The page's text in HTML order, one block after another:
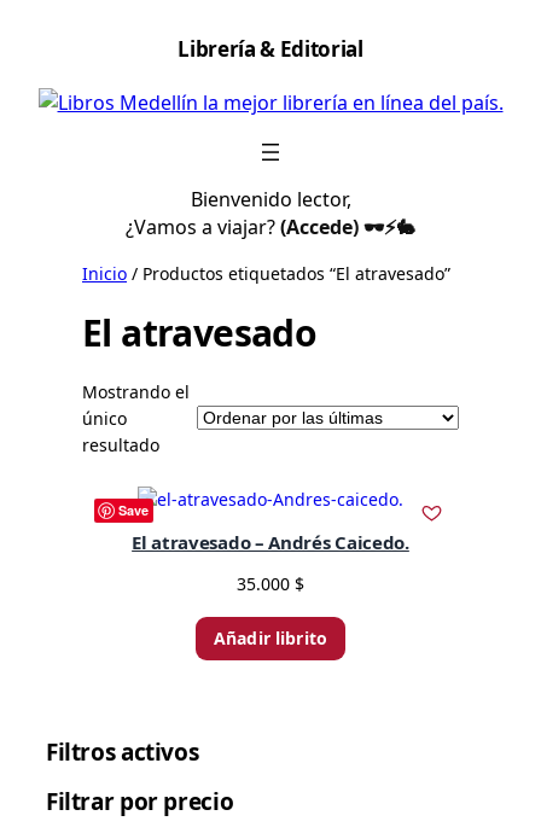
contenido
Librería & Editorial
Bienvenido lector,
¿Vamos a viajar?(Accede) 🕶️⚡🐇
Inicio / Productos etiquetados “El atravesado”
El atravesado
Mostrando el
único
resultado
Save
El atravesado – Andrés Caicedo.
35.000 $
Añadir librito
Filtros activos
Filtrar por precio